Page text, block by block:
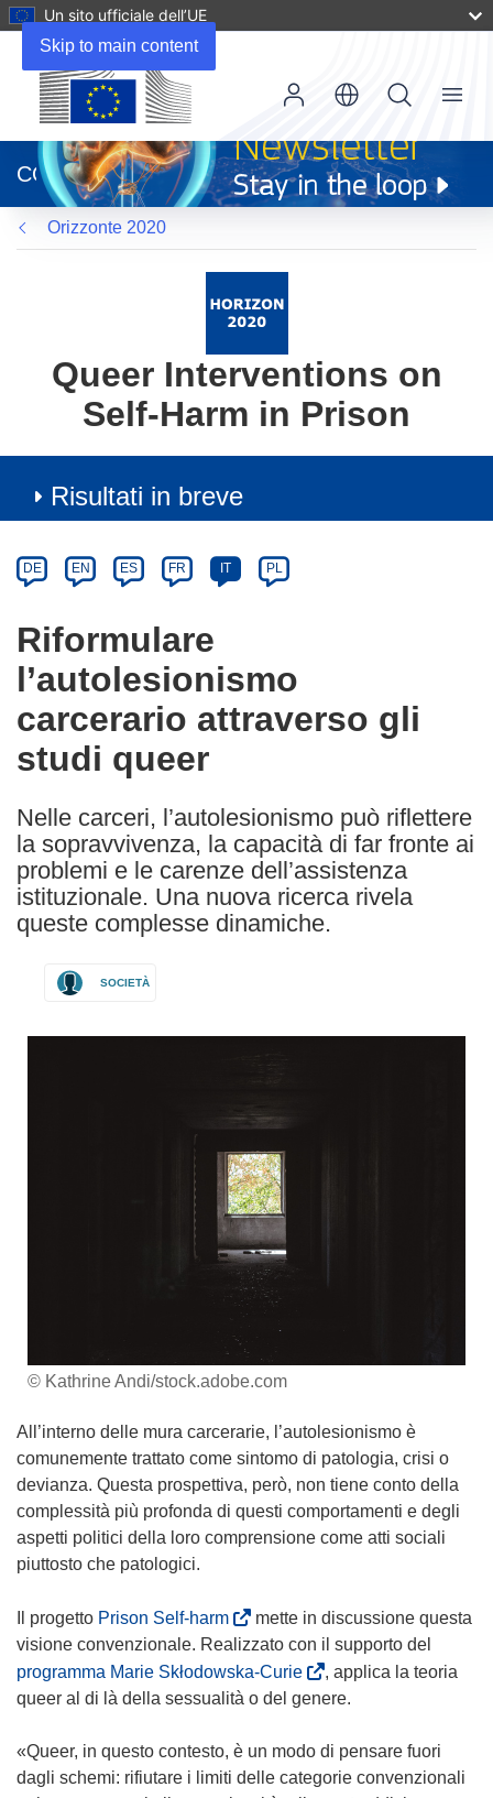
Skip to main content
Un sito ufficiale dell’UE
apre
in
una
nuova
finestra)
CORDIS
Menu
Orizzonte 2020
Queer Interventions on
Self-Harm in Prison
Risultati in breve
Category
Article
available
the
following
languages:
DE EN ES FR IT PL
Riformulare
l’autolesionismo
carcerario attraverso gli
studi queer
Nelle carceri, l’autolesionismo può riflettere
la sopravvivenza, la capacità di far fronte ai
problemi e le carenze dell’assistenza
istituzionale. Una nuova ricerca rivela
queste complesse dinamiche.
SOCIETÀ
© Kathrine Andi/stock.adobe.com
All’interno delle mura carcerarie, l’autolesionismo è
comunemente trattato come sintomo di patologia, crisi o
devianza. Questa prospettiva, però, non tiene conto della
complessità più profonda di questi comportamenti e degli
aspetti politici della loro comprensione come atti sociali
piuttosto che patologici.
Il progetto Prison Self-harm(
s
i
a
e
mette in discussione questa
visione convenzionale. Realizzato con il supporto del
programma Marie Skłodowska-Curie(
s
a
p
, applica la teoria
queer al di là della sessualità o del genere.
«Queer, in questo contesto, è un modo di pensare fuori
dagli schemi: rifiutare i limiti delle categorie convenzionali